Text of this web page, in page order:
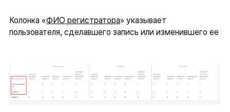
Колонка «ФИО регистратора» указывает
пользователя, сделавшего запись или изменившего ее